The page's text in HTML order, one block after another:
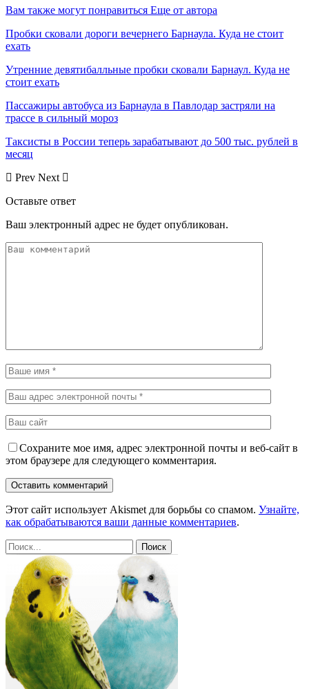
Вам также могут понравиться Еще от автора
Пробки сковали дороги вечернего Барнаула. Куда не стоит
ехать
Утренние девятибалльные пробки сковали Барнаул. Куда не
стоит ехать
Пассажиры автобуса из Барнаула в Павлодар застряли на
трассе в сильный мороз
Таксисты в России теперь зарабатывают до 500 тыс. рублей в
месяц
Prev Next
Оставьте ответ
Ваш электронный адрес не будет опубликован.
Сохраните мое имя, адрес электронной почты и веб-сайт в
этом браузере для следующего комментария.
Этот сайт использует Akismet для борьбы со спамом. Узнайте,
как обрабатываются ваши данные комментариев.